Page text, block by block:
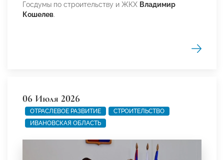
Госдумы по строительству и ЖКХ Владимир
Кошелев.
06 Июля 2026
ОТРАСЛЕВОЕ РАЗВИТИЕ
СТРОИТЕЛЬСТВО
ИВАНОВСКАЯ ОБЛАСТЬ